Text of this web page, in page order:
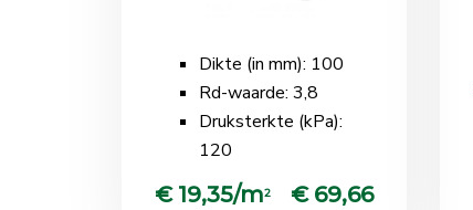
Dikte (in mm): 100
Rd-waarde: 3,8
Druksterkte (kPa):
120
€ 19,35/m2 € 69,66